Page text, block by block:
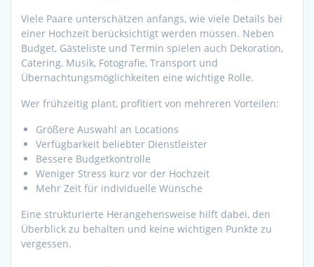
Viele Paare unterschätzen anfangs, wie viele Details bei
einer Hochzeit berücksichtigt werden müssen. Neben
Budget, Gästeliste und Termin spielen auch Dekoration,
Catering, Musik, Fotografie, Transport und
Übernachtungsmöglichkeiten eine wichtige Rolle.
Wer frühzeitig plant, profitiert von mehreren Vorteilen:
Größere Auswahl an Locations
Verfügbarkeit beliebter Dienstleister
Bessere Budgetkontrolle
Weniger Stress kurz vor der Hochzeit
Mehr Zeit für individuelle Wünsche
Eine strukturierte Herangehensweise hilft dabei, den
Überblick zu behalten und keine wichtigen Punkte zu
vergessen.